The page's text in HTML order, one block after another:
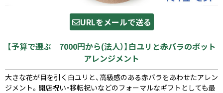
URLをメールで送る
【予算で選ぶ 7000円から(法人）】白ユリと赤バラのポット
アレンジメント
大きな花が目を引く白ユリと、高級感のある赤バラをあわせたアレン
ジメント。開店祝い・移転祝いなどのフォーマルなギフトとしても最